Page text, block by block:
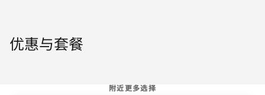
优惠与套餐
附近更多选择